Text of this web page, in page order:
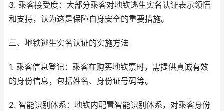
3. 乘客接受度：大部分乘客对地铁逃生实名认证表示领悟
和支持，认为这是保障自身安全的重要措施。
三、地铁逃生实名认证的实施方法
1. 乘客信息登记：乘客在购买地铁票时，需提供真诚有效
的身份信息，包括姓名、身份证号码等。
2. 智能识别体系：地铁内配置智能识别体系，对乘客身份